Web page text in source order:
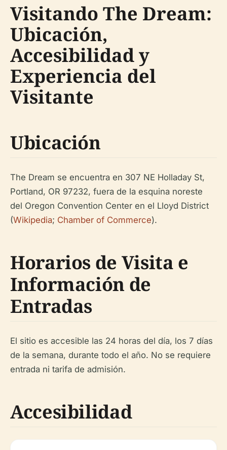
Visitando The Dream:
Ubicación,
Accesibilidad y
Experiencia del
Visitante
Ubicación
The Dream se encuentra en 307 NE Holladay St,
Portland, OR 97232, fuera de la esquina noreste
del Oregon Convention Center en el Lloyd District
(Wikipedia; Chamber of Commerce).
Horarios de Visita e
Información de
Entradas
El sitio es accesible las 24 horas del día, los 7 días
de la semana, durante todo el año. No se requiere
entrada ni tarifa de admisión.
Accesibilidad